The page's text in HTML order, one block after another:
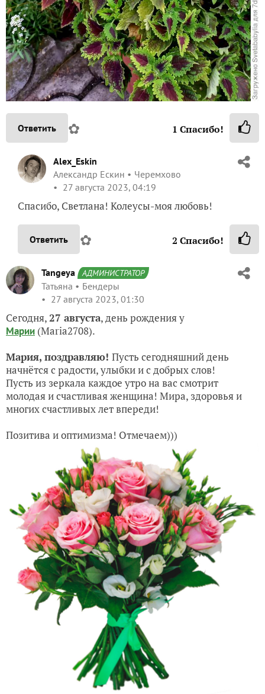
Ответить ✿ 1 Спасибо!
Alex_Eskin
Александр Ескин
Черемхово
27 августа 2023, 04:19
Спасибо, Светлана! Колеусы-моя любовь!
Ответить ✿ 2 Спасибо!
Tangeya АДМИНИСТРАТОР
Татьяна
Бендеры
27 августа 2023, 01:30
Сегодня,27 августа, день рождения у
Марии (Maria2708).
Мария, поздравляю! Пусть сегодняшний день
начнётся с радости, улыбки и с добрых слов!
Пусть из зеркала каждое утро на вас смотрит
молодая и счастливая женщина! Мира, здоровья и
многих счастливых лет впереди!
Позитива и оптимизма! Отмечаем)))